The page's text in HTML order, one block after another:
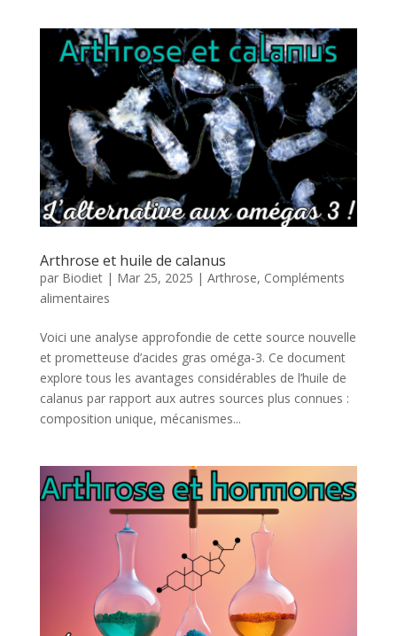
Arthrose et huile de calanus
par Biodiet| Mar 25, 2025 | Arthrose, Compléments
alimentaires
Voici une analyse approfondie de cette source nouvelle
et prometteuse d’acides gras oméga-3. Ce document
explore tous les avantages considérables de l’huile de
calanus par rapport aux autres sources plus connues :
composition unique, mécanismes...